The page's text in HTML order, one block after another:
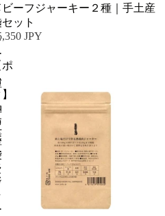
ビーフジャーキー２種｜手土産
ット
JPY
ポ